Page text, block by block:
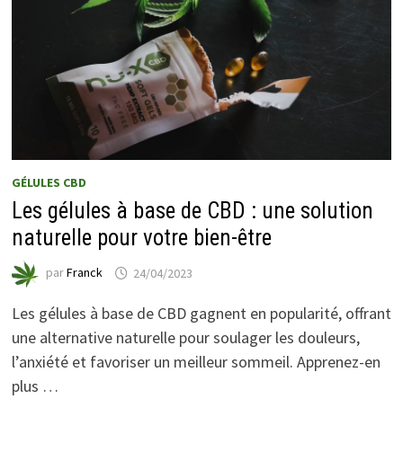
GÉLULES CBD
Les gélules à base de CBD : une solution
naturelle pour votre bien-être
parFranck 24/04/2023
Les gélules à base de CBD gagnent en popularité, offrant
une alternative naturelle pour soulager les douleurs,
l’anxiété et favoriser un meilleur sommeil. Apprenez-en
plus …